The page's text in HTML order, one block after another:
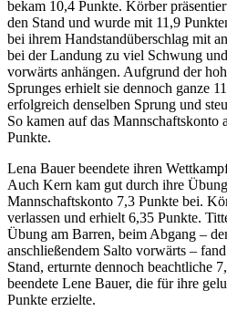
bekam 10,4 Punkte. Körber
den Stand und wurde mit 11,9
bei ihrem Handstandüberschlag mit
bei der Landung zu viel Schwung
vorwärts anhängen. Aufgrund der
Sprunges erhielt sie dennoch ganze
erfolgreich denselben Sprung und
So kamen auf das Mannschaftskonto
Punkte.
Lena Bauer beendete ihren
Auch Kern kam gut durch ihre
Mannschaftskonto 7,3 Punkte bei.
verlassen und erhielt 6,35 Punkte.
Übung am Barren, beim Abgang –
anschließendem Salto vorwärts –
Stand, erturnte dennoch beachtliche
beendete Lene Bauer, die für ihre
Punkte erzielte.